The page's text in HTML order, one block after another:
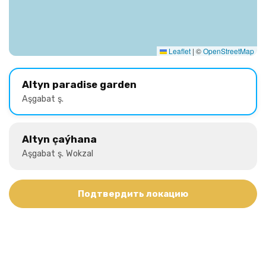
Leaflet | ©OpenStreetMap
Altyn paradise garden
Aşgabat ş.
Altyn çaýhana
Aşgabat ş. Wokzal
Подтвердить локацию